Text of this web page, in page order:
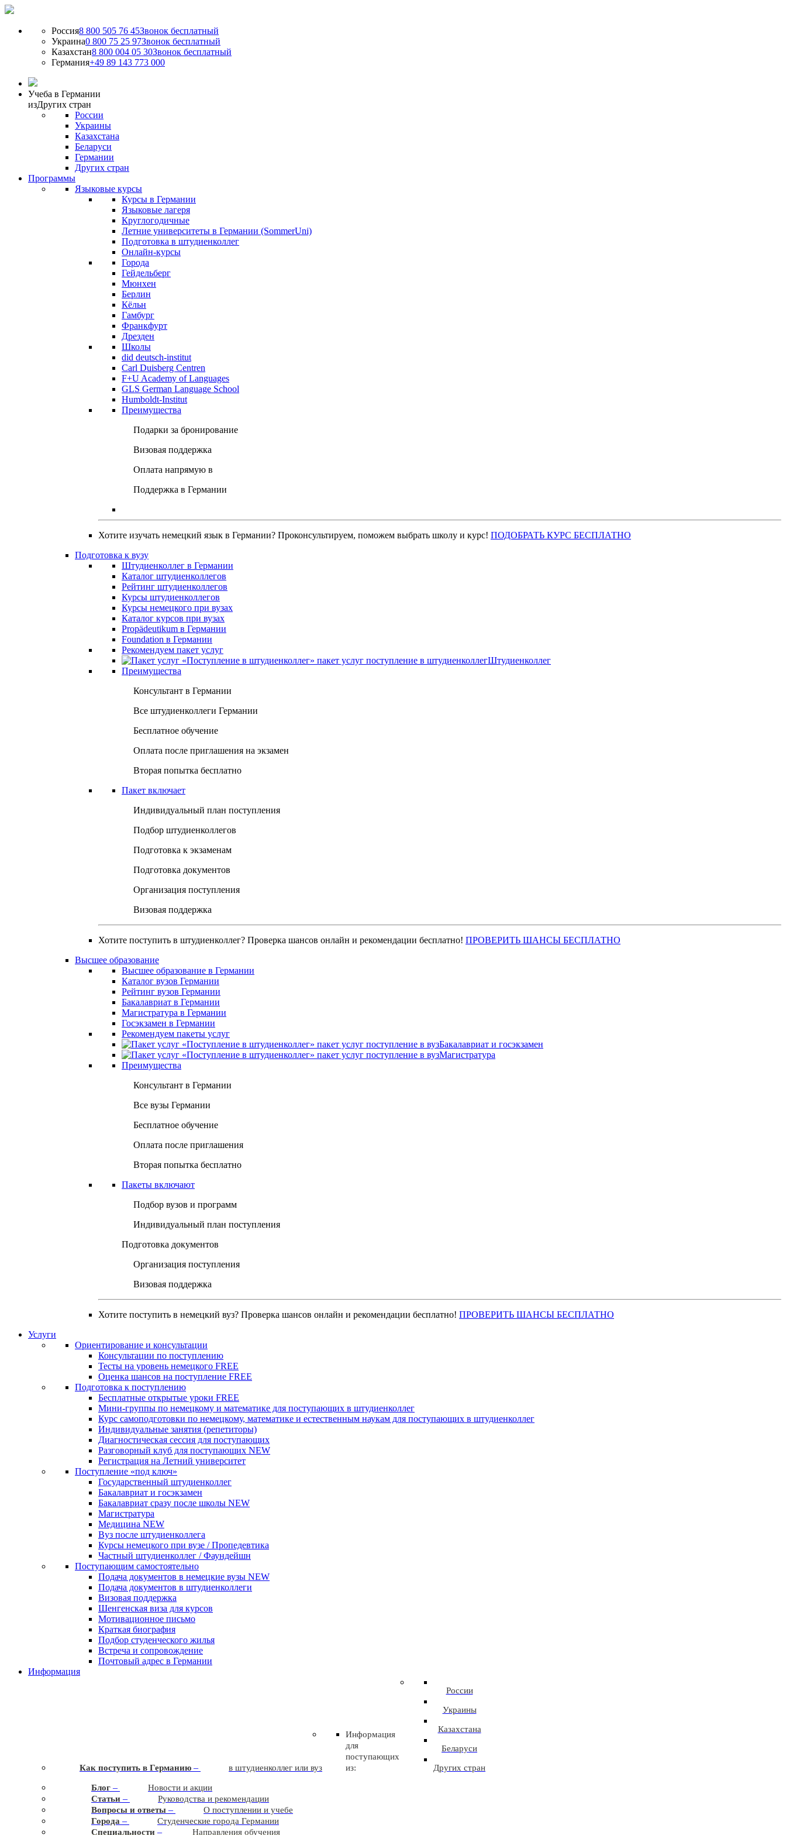
Россия8 800 505 76 45Звонок бесплатный
Украина0 800 75 25 97Звонок бесплатный
Казахстан8 800 004 05 30Звонок бесплатный
Германия+49 89 143 773 000
Учеба в Германии
изДругих стран
России
Украины
Казахстана
Беларуси
Германии
Других стран
Программы
Языковые курсы
Курсы в Германии
Языковые лагеря
Круглогодичные
Летние университеты в Германии (SommerUni)
Подготовка в штудиенколлег
Онлайн-курсы
Города
Гейдельберг
Мюнхен
Берлин
Кёльн
Гамбург
Франкфурт
Дрезден
Школы
did deutsch-institut
Carl Duisberg Centren
F+U Academy of Languages
GLS German Language School
Humboldt-Institut
Преимущества
Подарки за бронирование
Визовая поддержка
Оплата напрямую в
Поддержка в Германии
Хотите изучать немецкий язык в Германии? Проконсультируем, поможем выбрать школу и курс! ПОДОБРАТЬ КУРС БЕСПЛАТНО
Подготовка к вузу
Штудиенколлег в Германии
Каталог штудиенколлегов
Рейтинг штудиенколлегов
Курсы штудиенколлегов
Курсы немецкого при вузах
Каталог курсов при вузах
Propädeutikum в Германии
Foundation в Германии
Рекомендуем пакет услуг
Штудиенколлег
Преимущества
Консультант в Германии
Все штудиенколлеги Германии
Бесплатное обучение
Оплата после приглашения на экзамен
Вторая попытка бесплатно
Пакет включает
Индивидуальный план поступления
Подбор штудиенколлегов
Подготовка к экзаменам
Подготовка документов
Организация поступления
Визовая поддержка
Хотите поступить в штудиенколлег? Проверка шансов онлайн и рекомендации бесплатно! ПРОВЕРИТЬ ШАНСЫ БЕСПЛАТНО
Высшее образование
Высшее образование в Германии
Каталог вузов Германии
Рейтинг вузов Германии
Бакалавриат в Германии
Магистратура в Германии
Госэкзамен в Германии
Рекомендуем пакеты услуг
Бакалавриат и госэкзамен
Магистратура
Преимущества
Консультант в Германии
Все вузы Германии
Бесплатное обучение
Оплата после приглашения
Вторая попытка бесплатно
Пакеты включают
Подбор вузов и программ
Индивидуальный план поступления
Подготовка документов
Организация поступления
Визовая поддержка
Хотите поступить в немецкий вуз? Проверка шансов онлайн и рекомендации бесплатно! ПРОВЕРИТЬ ШАНСЫ БЕСПЛАТНО
Услуги
Ориентирование и консультации
Консультации по поступлению
Тесты на уровень немецкого FREE
Оценка шансов на поступление FREE
Подготовка к поступлению
Бесплатные открытые уроки FREE
Мини-группы по немецкому и математике для поступающих в штудиенколлег
Курс самоподготовки по немецкому, математике и естественным наукам для поступающих в штудиенколлег
Индивидуальные занятия (репетиторы)
Диагностическая сессия для поступающих
Разговорный клуб для поступающих NEW
Регистрация на Летний университет
Поступление «под ключ»
Государственный штудиенколлег
Бакалавриат и госэкзамен
Бакалавриат сразу после школы NEW
Магистратура
Медицина NEW
Вуз после штудиенколлега
Курсы немецкого при вузе / Пропедевтика
Частный штудиенколлег / Фаундейшн
Поступающим самостоятельно
Подача документов в немецкие вузы NEW
Подача документов в штудиенколлеги
Визовая поддержка
Шенгенская виза для курсов
Мотивационное письмо
Краткая биография
Подбор студенческого жилья
Встреча и сопровождение
Почтовый адрес в Германии
Информация
Как поступить в Германию – в штудиенколлег или вуз
Информация
для
поступающих
из:
России
Украины
Казахстана
Беларуси
Других стран
Блог –
Новости и акции
Статьи –
Руководства и рекомендации
Вопросы и ответы –
О поступлении и учебе
Города –
Студенческие города Германии
Cпециальности –
Направления обучения